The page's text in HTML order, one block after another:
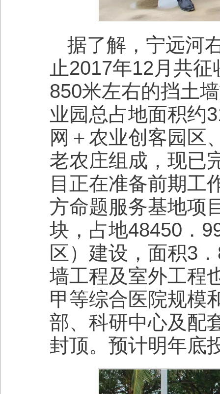
据了解，宁远河
止2017年12月共
850米左右的挡土
业园总占地面积约
网＋农业创客园区
老农庄组成，现已
目正在准备前期工
方命题服务基地项
块，占地48450．
区）建设，面积3
墙工程及室外工程
甲等综合医院规模
部、科研中心及配
封顶。预计明年底